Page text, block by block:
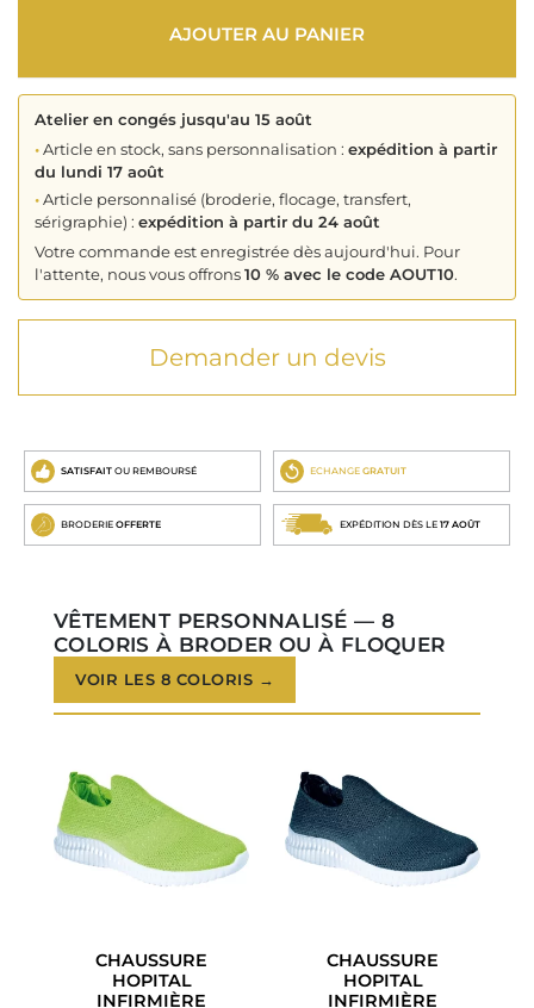
AJOUTER AU PANIER
Atelier en congés jusqu'au 15 août
•Article en stock, sans personnalisation : expédition à partir
du lundi 17 août
•Article personnalisé (broderie, flocage, transfert,
sérigraphie) : expédition à partir du 24 août
Votre commande est enregistrée dès aujourd'hui. Pour
l'attente, nous vous offrons10 % avec le code AOUT10.
Demander un devis
SATISFAIT OU REMBOURSÉ ECHANGE GRATUIT
BRODERIE OFFERTE EXPÉDITION DÈS LE 17 AOÛT
VÊTEMENT PERSONNALISÉ — 8
COLORIS À BRODER OU À FLOQUER
VOIR LES 8 COLORIS →
CHAUSSURE
HOPITAL
INFIRMIÈRE
CHAUSSURE
HOPITAL
INFIRMIÈRE